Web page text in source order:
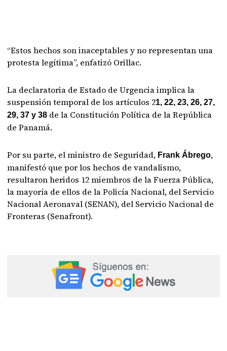
“Estos hechos son inaceptables y no representan una
protesta legítima”, enfatizó Orillac.
La declaratoria de Estado de Urgencia implica la
suspensión temporal de los artículos 21, 22, 23, 26, 27,
29, 37 y 38 de la Constitución Política de la República
de Panamá.
Por su parte, el ministro de Seguridad, Frank Ábrego,
manifestó que por los hechos de vandalismo,
resultaron heridos 12 miembros de la Fuerza Pública,
la mayoría de ellos de la Policía Nacional, del Servicio
Nacional Aeronaval (SENAN), del Servicio Nacional de
Fronteras (Senafront).